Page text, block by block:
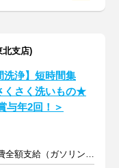
北支店)
洗浄】短時間集
くさく洗いもの★
与年2回！＞
時給1035円以上 +交通費全額支給（ガソリン代も支給）